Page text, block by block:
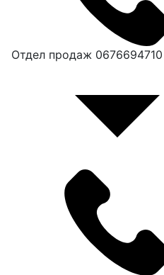
Отдел продаж 0676694710